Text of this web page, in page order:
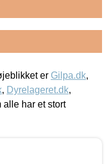
er Gilpa.dk,
, Dyrelageret.dk,
alle har et stort